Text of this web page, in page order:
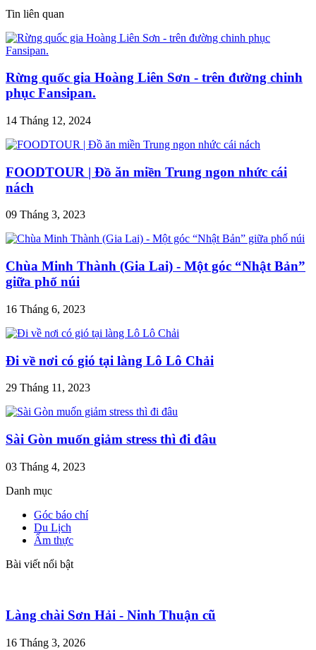
Tin liên quan
Rừng quốc gia Hoàng Liên Sơn - trên đường chinh
phục Fansipan.
14 Tháng 12, 2024
FOODTOUR | Đồ ăn miền Trung ngon nhức cái
nách
09 Tháng 3, 2023
Chùa Minh Thành (Gia Lai) - Một góc “Nhật Bản”
giữa phố núi
16 Tháng 6, 2023
Đi về nơi có gió tại làng Lô Lô Chải
29 Tháng 11, 2023
Sài Gòn muốn giảm stress thì đi đâu
03 Tháng 4, 2023
Danh mục
Góc báo chí
Du Lịch
Ẩm thực
Bài viết nổi bật
Làng chài Sơn Hải - Ninh Thuận cũ
16 Tháng 3, 2026